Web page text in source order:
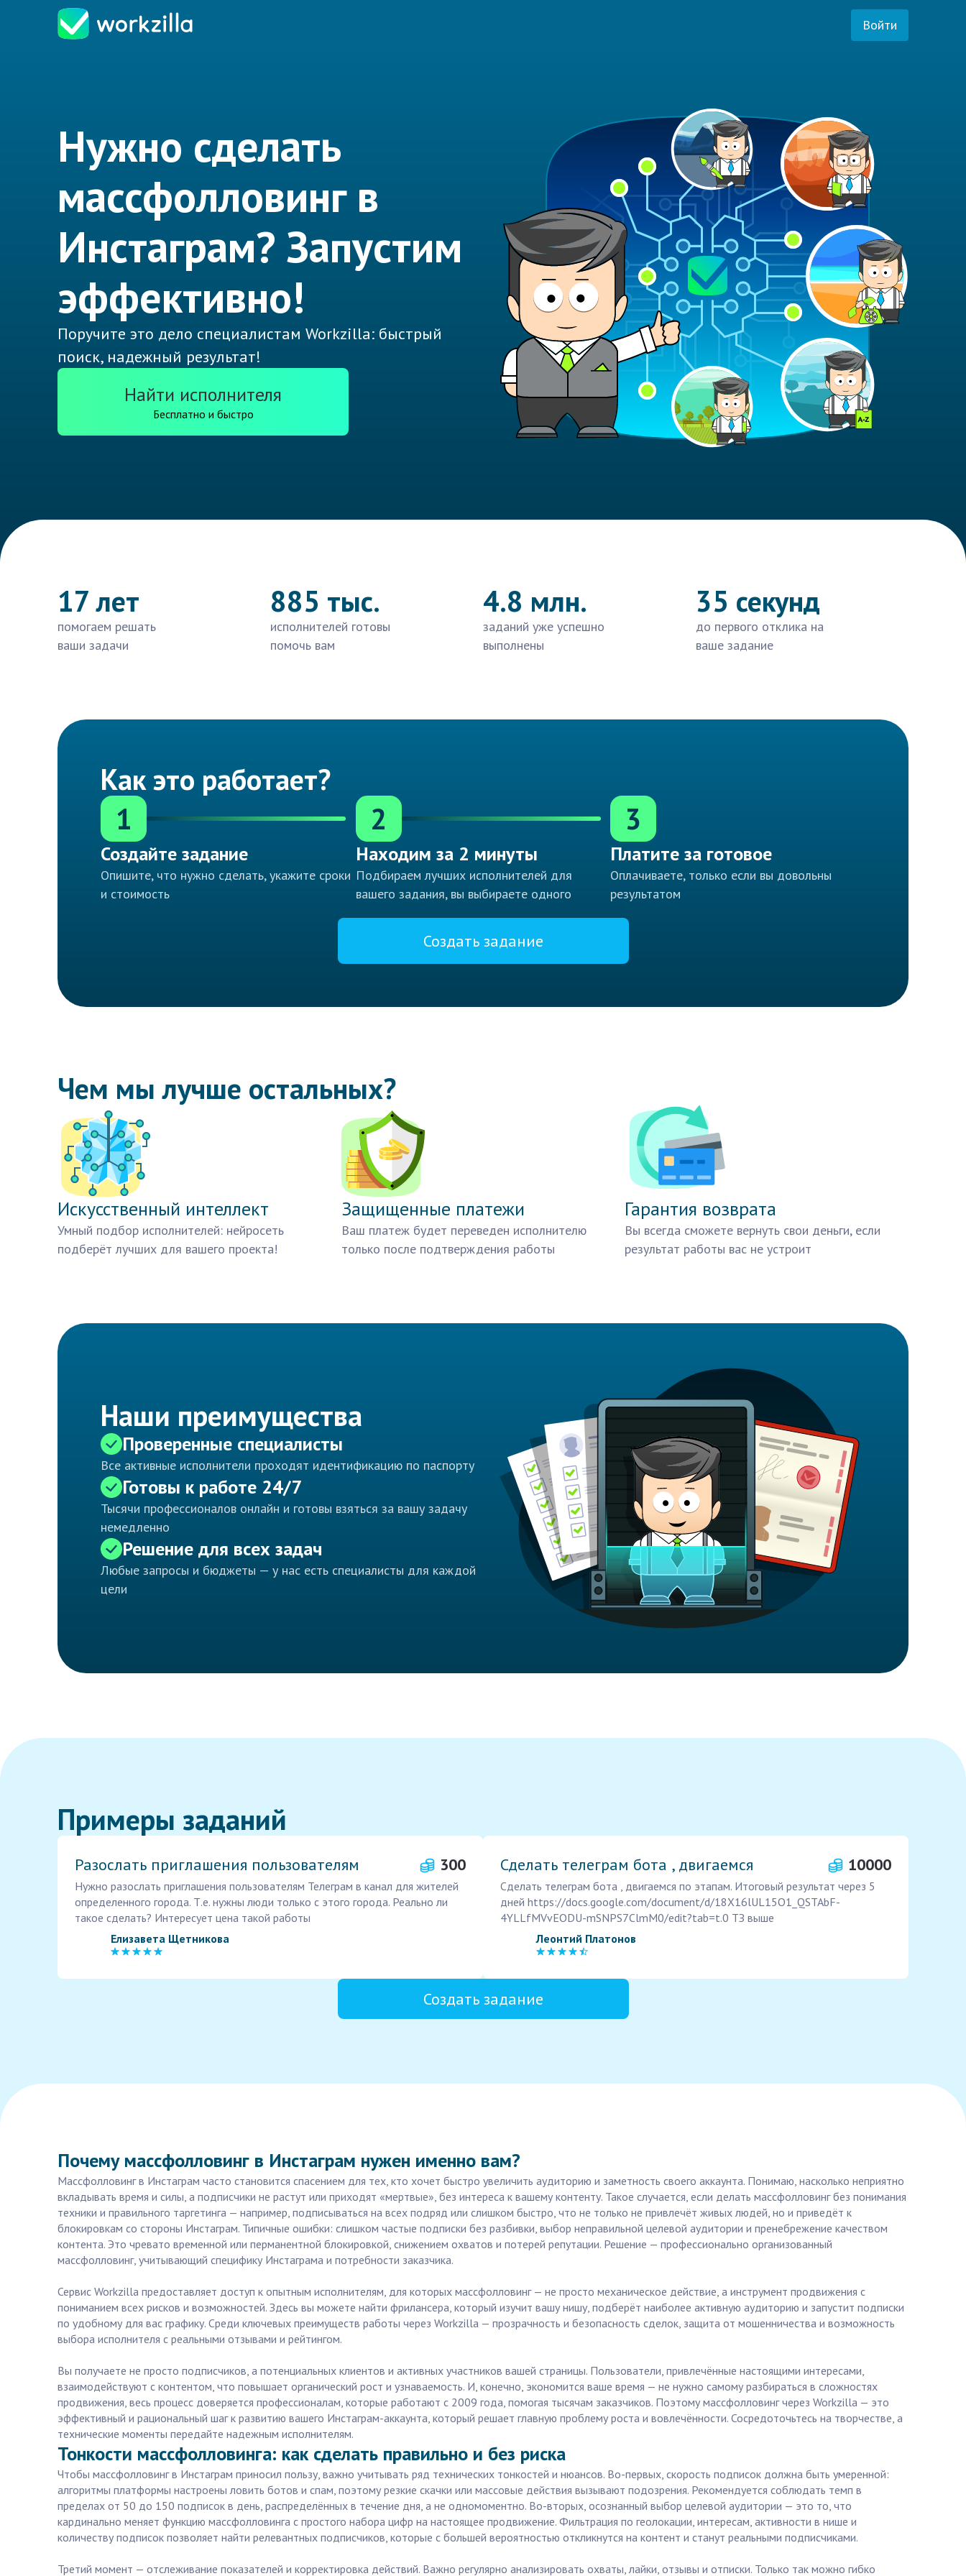
Войти
Нужно сделать
массфолловинг в
Инстаграм? Запустим
эффективно!
Поручите это дело специалистам Workzilla: быстрый
поиск, надежный результат!
Найти исполнителя
Бесплатно и быстро
17 лет
помогаем решать
ваши задачи
885 тыс.
исполнителей готовы
помочь вам
4.8 млн.
заданий уже успешно
выполнены
35 секунд
до первого отклика на
ваше задание
Как это работает?
1
Создайте задание
Опишите, что нужно сделать, укажите сроки
и стоимость
2
Находим за 2 минуты
Подбираем лучших исполнителей для
вашего задания, вы выбираете одного
3
Платите за готовое
Оплачиваете, только если вы довольны
результатом
Создать задание
Чем мы лучше остальных?
Искусственный интеллект
Умный подбор исполнителей: нейросеть
подберёт лучших для вашего проекта!
Защищенные платежи
Ваш платеж будет переведен исполнителю
только после подтверждения работы
Гарантия возврата
Вы всегда сможете вернуть свои деньги, если
результат работы вас не устроит
Наши преимущества
Проверенные специалисты
Все активные исполнители проходят идентификацию по паспорту
Готовы к работе 24/7
Тысячи профессионалов онлайн и готовы взяться за вашу задачу
немедленно
Решение для всех задач
Любые запросы и бюджеты — у нас есть специалисты для каждой
цели
Примеры заданий
Разослать приглашения пользователям 300
Нужно разослать приглашения пользователям Телеграм в канал для жителей
определенного города. Т.е. нужны люди только с этого города. Реально ли
такое сделать? Интересует цена такой работы
Елизавета Щетникова
Сделать телеграм бота , двигаемся 10000
Сделать телеграм бота , двигаемся по этапам. Итоговый результат через 5
дней https://docs.google.com/document/d/18X16lUL15O1_QSTAbF-
4YLLfMVvEODU-mSNPS7ClmM0/edit?tab=t.0 ТЗ выше
Леонтий Платонов
Создать задание
Почему массфолловинг в Инстаграм нужен именно вам?
Массфолловинг в Инстаграм часто становится спасением для тех, кто хочет быстро увеличить аудиторию и заметность своего аккаунта. Понимаю, насколько неприятно
вкладывать время и силы, а подписчики не растут или приходят «мертвые», без интереса к вашему контенту. Такое случается, если делать массфолловинг без понимания
техники и правильного таргетинга — например, подписываться на всех подряд или слишком быстро, что не только не привлечёт живых людей, но и приведёт к
блокировкам со стороны Инстаграм. Типичные ошибки: слишком частые подписки без разбивки, выбор неправильной целевой аудитории и пренебрежение качеством
контента. Это чревато временной или перманентной блокировкой, снижением охватов и потерей репутации. Решение — профессионально организованный
массфолловинг, учитывающий специфику Инстаграма и потребности заказчика.
Сервис Workzilla предоставляет доступ к опытным исполнителям, для которых массфолловинг — не просто механическое действие, а инструмент продвижения с
пониманием всех рисков и возможностей. Здесь вы можете найти фрилансера, который изучит вашу нишу, подберёт наиболее активную аудиторию и запустит подписки
по удобному для вас графику. Среди ключевых преимуществ работы через Workzilla — прозрачность и безопасность сделок, защита от мошенничества и возможность
выбора исполнителя с реальными отзывами и рейтингом.
Вы получаете не просто подписчиков, а потенциальных клиентов и активных участников вашей страницы. Пользователи, привлечённые настоящими интересами,
взаимодействуют с контентом, что повышает органический рост и узнаваемость. И, конечно, экономится ваше время — не нужно самому разбираться в сложностях
продвижения, весь процесс доверяется профессионалам, которые работают с 2009 года, помогая тысячам заказчиков. Поэтому массфолловинг через Workzilla — это
эффективный и рациональный шаг к развитию вашего Инстаграм-аккаунта, который решает главную проблему роста и вовлечённости. Сосредоточьтесь на творчестве, а
технические моменты передайте надежным исполнителям.
Тонкости массфолловинга: как сделать правильно и без риска
Чтобы массфолловинг в Инстаграм приносил пользу, важно учитывать ряд технических тонкостей и нюансов. Во-первых, скорость подписок должна быть умеренной:
алгоритмы платформы настроены ловить ботов и спам, поэтому резкие скачки или массовые действия вызывают подозрения. Рекомендуется соблюдать темп в
пределах от 50 до 150 подписок в день, распределённых в течение дня, а не одномоментно. Во-вторых, осознанный выбор целевой аудитории — это то, что
кардинально меняет функцию массфолловинга с простого набора цифр на настоящее продвижение. Фильтрация по геолокации, интересам, активности в нише и
количеству подписок позволяет найти релевантных подписчиков, которые с большей вероятностью откликнутся на контент и станут реальными подписчиками.
Третий момент — отслеживание показателей и корректировка действий. Важно регулярно анализировать охваты, лайки, отзывы и отписки. Только так можно гибко